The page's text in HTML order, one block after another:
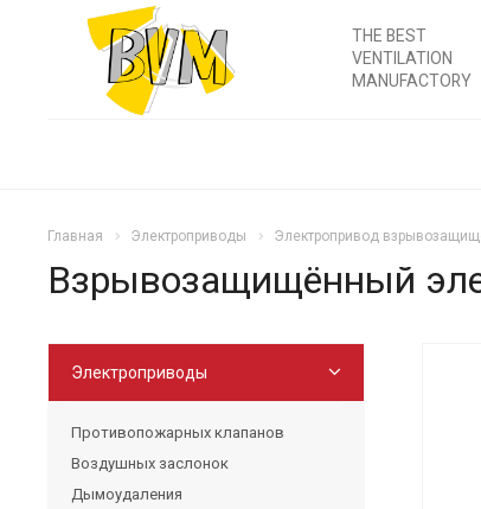
THE BEST
VENTILATION
MANUFACTORY
Главная Электроприводы Электропривод
Взрывозащищённый
Электроприводы
Противопожарных клапанов
Воздушных заслонок
Дымоудаления